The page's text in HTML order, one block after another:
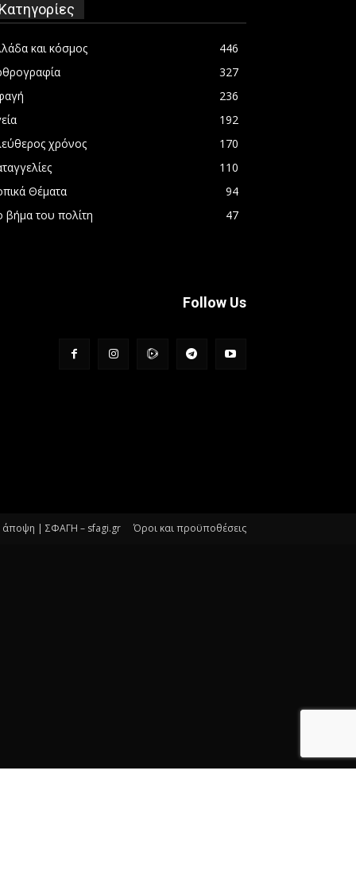
και κόσμος
446
327
236
192
χρόνος
170
110
Θέματα
94
βήμα του πολίτη
47
Follow Us
άποψη | ΣΦΑΓΗ – sfagi.gr Όροι και προϋποθέσεις